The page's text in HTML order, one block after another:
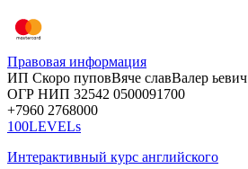
Правовая информация
ИП Скоро пуповВяче славВалер ьевич
ОГР НИП 32542 0500091700
+7960 2768000
100LEVELs
Интерактивный курс английского